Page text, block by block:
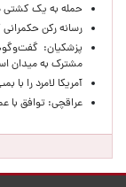
حمله به یک کشتی
رسانه رکن
پزشکیان:
مشترک به میدان
آمریکا لامرد را
عراقچی: توافق با